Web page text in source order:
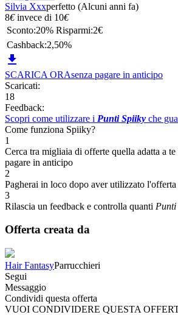
Silvia Xxxperfetto (Alcuni anni fa)
8€ invece di 10€
Sconto:20% Risparmi:2€
Cashback:2,50%

SCARICA ORAsenza pagare in anticipo
Scaricati:
18
Feedback:
Scopri come utilizzare i Punti Spiiky che
Come funziona Spiiky?
1
Cerca tra migliaia di offerte quella adatta a te
pagare in anticipo
2
Pagherai in loco dopo aver utilizzato l'offerta
3
Rilascia un feedback e controlla quanti Punti
Offerta creata da
Hair FantasyParrucchieri
Segui
Messaggio
Condividi questa offerta
VUOI CONDIVIDERE QUESTA